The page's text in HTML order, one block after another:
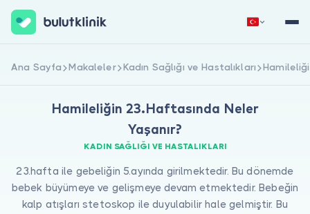
Hakkımızda
Hemen Kaydol Giriş Yap
Ana Sayfa Makaleler Kadın Sağlığı ve Hastalıkları
Hamileliğin 23.Haftasında Neler
Yaşanır?
KADIN SAĞLIĞI VE HASTALIKLARI
23.hafta ile gebeliğin 5.ayında girilmektedir. Bu dönemde
bebek büyümeye ve gelişmeye devam etmektedir. Bebeğin
kalp atışları stetoskop ile duyulabilir hale gelmiştir. Bu